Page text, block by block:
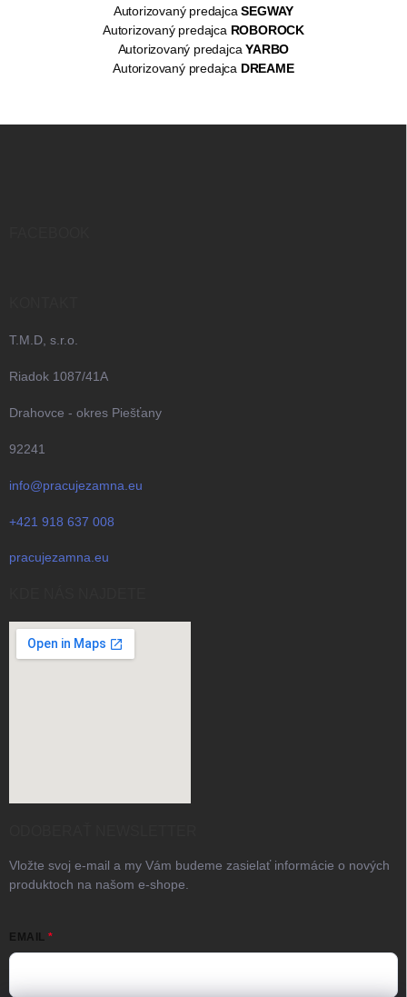
Autorizovaný predajcaSEGWAY
Autorizovaný predajca ROBOROCK
Autorizovaný predajcaYARBO
Autorizovaný predajca DREAME
T.M.D, s.r.o.
Riadok 1087/41A
Drahovce - okres Piešťany
92241
info@pracujezamna.eu
+421 918 637 008
pracujezamna.eu
Vložte svoj e-mail a my Vám budeme zasielať informácie o nových
produktoch na našom e-shope.
EMAIL